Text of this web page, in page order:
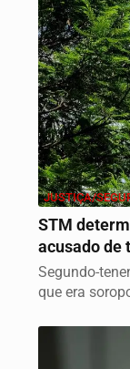
JUSTIÇA/
STM
acusado de
Segundo-
que era